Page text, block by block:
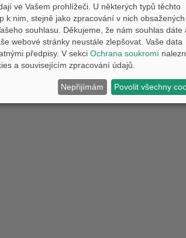
2026 PEMM Brno
ve Vašem prohlížeči. U některých typů těchto
k nim, stejně jako zpracování v nich obsažených
souhlasu. Děkujeme, že nám souhlas dáte
webové stránky neustále zlepšovat. Vaše data
předpisy. V sekci Ochrana soukromí
a souvisejícím zpracování údajů.
Nepřijímám Povolit všechny